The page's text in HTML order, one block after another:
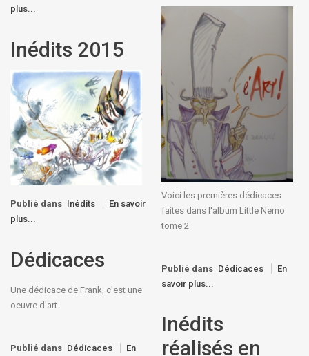
plus...
Voici les premières dédicaces
faites dans l'album Little Nemo
tome 2
Publié dans Dédicaces
En
savoir plus...
Inédits 2015
Publié dans Inédits
En savoir
plus...
Dédicaces
Une dédicace de Frank, c'est une
oeuvre d'art.
Publié dans Dédicaces
En
Inédits
réalisés en